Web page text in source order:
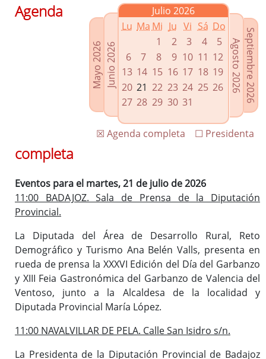
Grupos Políticos
Enlaces relacionados
Agenda de Presidencia
Plenos provinciales y Juntas de gobierno
Oficina de Proyectos Europeos
Mayo 2026Junio 2026
Julio 2026
Lu Ma Mi Ju Vi Sá Do
1
2 3 4
5
6
7 8 9 10 11 12
13 14 15 16 17 18 19
20 21 22 23 24 25 26
27 28 29 30 31 Septiembre 2026
Agosto 2026
☐ Presidenta
☒ Agenda completa
Agenda
completa
Eventos para el martes, 21 de julio de 2026
11:00 BADAJOZ. Sala de Prensa de la Diputación
Provincial.
La Diputada del Área de Desarrollo Rural, Reto
Demográfico y Turismo Ana Belén Valls, presenta en
rueda de prensa la XXXVI Edición del Día del Garbanzo
y XIII Feia Gastronómica del Garbanzo de Valencia del
Ventoso, junto a la Alcaldesa de la localidad y
Diputada Provincial María López.
11:00 NAVALVILLAR DE PELA. Calle San Isidro s/n.
La Presidenta de la Diputación Provincial de Badajoz